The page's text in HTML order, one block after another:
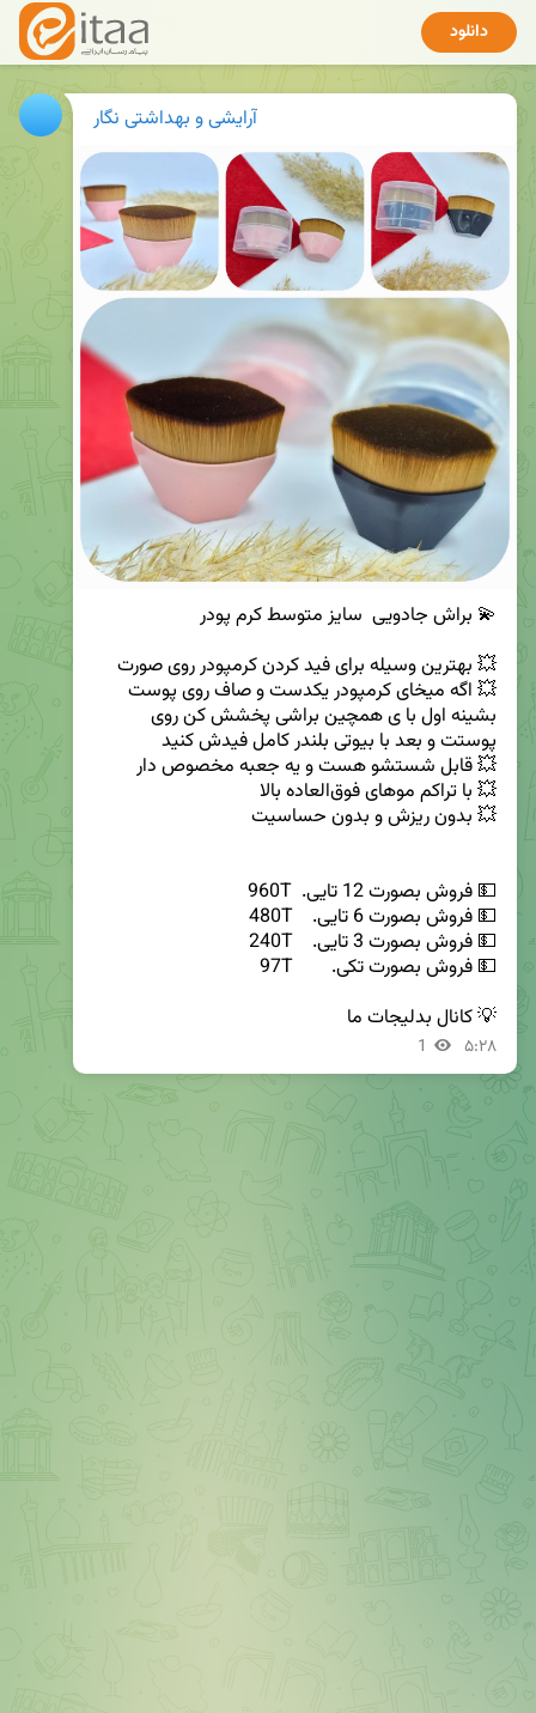
دانلود